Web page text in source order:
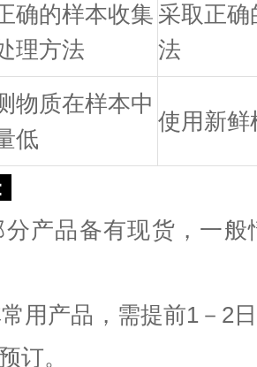
确的样本收集
理方法
采取正
法
物质在样本中
低
使用新鲜
分产品备有现货，一
用产品，需提前1－2
订。